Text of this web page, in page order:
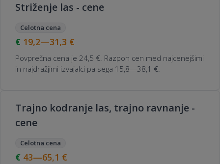
Striženje las - cene
Celotna cena
19,2—31,3 €
Povprečna cena je 24,5 €. Razpon cen med najcenejšimi
in najdražjimi izvajalci pa sega 15,8—38,1 €.
Trajno kodranje las, trajno ravnanje -
cene
Celotna cena
43—65,1 €